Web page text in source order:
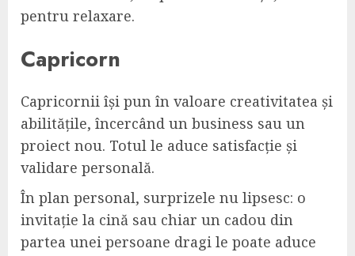
pentru relaxare.
Capricorn
Capricornii își pun în valoare creativitatea și
abilitățile, încercând un business sau un
proiect nou. Totul le aduce satisfacție și
validare personală.
În plan personal, surprizele nu lipsesc: o
invitație la cină sau chiar un cadou din
partea unei persoane dragi le poate aduce